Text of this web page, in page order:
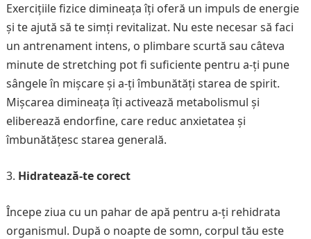
Exercițiile fizice dimineața îți oferă un impuls de energie
și te ajută să te simți revitalizat. Nu este necesar să faci
un antrenament intens, o plimbare scurtă sau câteva
minute de stretching pot fi suficiente pentru a-ți pune
sângele în mișcare și a-ți îmbunătăți starea de spirit.
Mișcarea dimineața îți activează metabolismul și
eliberează endorfine, care reduc anxietatea și
îmbunătățesc starea generală.
Hidratează-te corect
Începe ziua cu un pahar de apă pentru a-ți rehidrata
organismul. După o noapte de somn, corpul tău este